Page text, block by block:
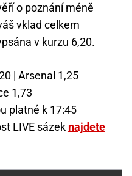
o poznání méně
vklad celkem
v kurzu 6,20.
| Arsenal 1,25
1,73
platné k 17:45
LIVE sázek najdete